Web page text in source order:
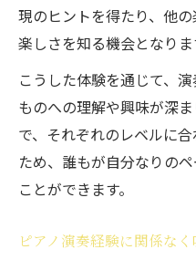
現のヒントを得たり、他
楽しさを知る機会となりま
こうした体験を通じて、
ものへの理解や興味が深
で、それぞれのレベルに
ため、誰もが自分なりの
ことができます。
ピアノ演奏経験に関係な